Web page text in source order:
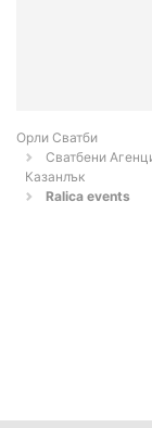
Орли Сватби
Сватбени
Казанлък
Ralica events